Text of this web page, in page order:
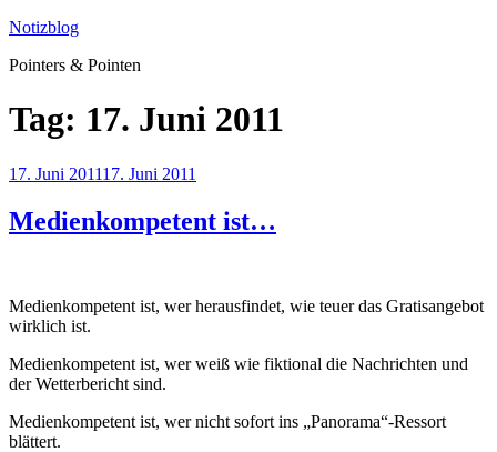
Zum
springen
Notizblog
Pointers & Pointen
Tag: 17. Juni 2011
Veröffentlicht
17. Juni 201117. Juni 2011
Medienkompetent ist…
Medienkompetent ist, wer herausfindet, wie teuer das Gratisangebot
wirklich ist.
Medienkompetent ist, wer weiß wie fiktional die Nachrichten und
der Wetterbericht sind.
Medienkompetent ist, wer nicht sofort ins „Panorama“-Ressort
blättert.